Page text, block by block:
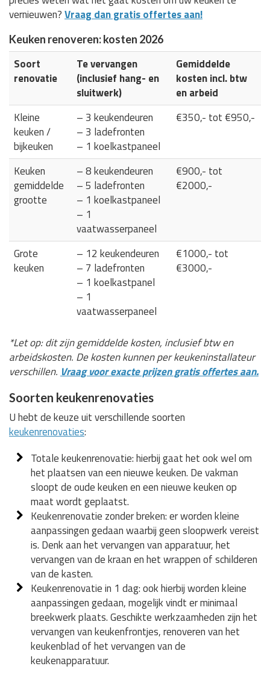
vernieuwen?Vraag dan gratis offertes aan!
Keuken renoveren: kosten 2026
Soort
renovatie
Te vervangen
(inclusief hang- en
sluitwerk)
Gemiddelde
kosten incl. btw
en arbeid
Kleine
keuken /
bijkeuken
– 3 keukendeuren
– 3 ladefronten
– 1 koelkastpaneel
€350,- tot €950,-
Keuken
gemiddelde
grootte
– 8 keukendeuren
– 5 ladefronten
– 1 koelkastpaneel
– 1
vaatwasserpaneel
€900,- tot
€2000,-
Grote
keuken
– 12 keukendeuren
– 7 ladefronten
– 1 koelkastpanel
– 1
vaatwasserpaneel
€1000,- tot
€3000,-
*Let op: dit zijn gemiddelde kosten, inclusief btw en
arbeidskosten. De kosten kunnen per keukeninstallateur
verschillen. Vraag voor exacte prijzen gratis offertes aan.
Soorten keukenrenovaties
U hebt de keuze uit verschillende soorten
keukenrenovaties:
Totale keukenrenovatie: hierbij gaat het ook wel om
het plaatsen van een nieuwe keuken. De vakman
sloopt de oude keuken en een nieuwe keuken op
maat wordt geplaatst.
Keukenrenovatie zonder breken: er worden kleine
aanpassingen gedaan waarbij geen sloopwerk vereist
is. Denk aan het vervangen van apparatuur, het
vervangen van de kraan en het wrappen of schilderen
van de kasten.
Keukenrenovatie in 1 dag: ook hierbij worden kleine
aanpassingen gedaan, mogelijk vindt er minimaal
breekwerk plaats. Geschikte werkzaamheden zijn het
vervangen van keukenfrontjes, renoveren van het
keukenblad of het vervangen van de
keukenapparatuur.